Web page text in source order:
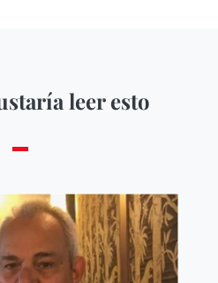
leer esto